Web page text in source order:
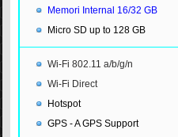
Memori Internal 16/32 GB
Micro SD up to 128 GB
Wi-Fi 802.11 a/b/g/n
Wi-Fi Direct
Hotspot
GPS - A GPS Support